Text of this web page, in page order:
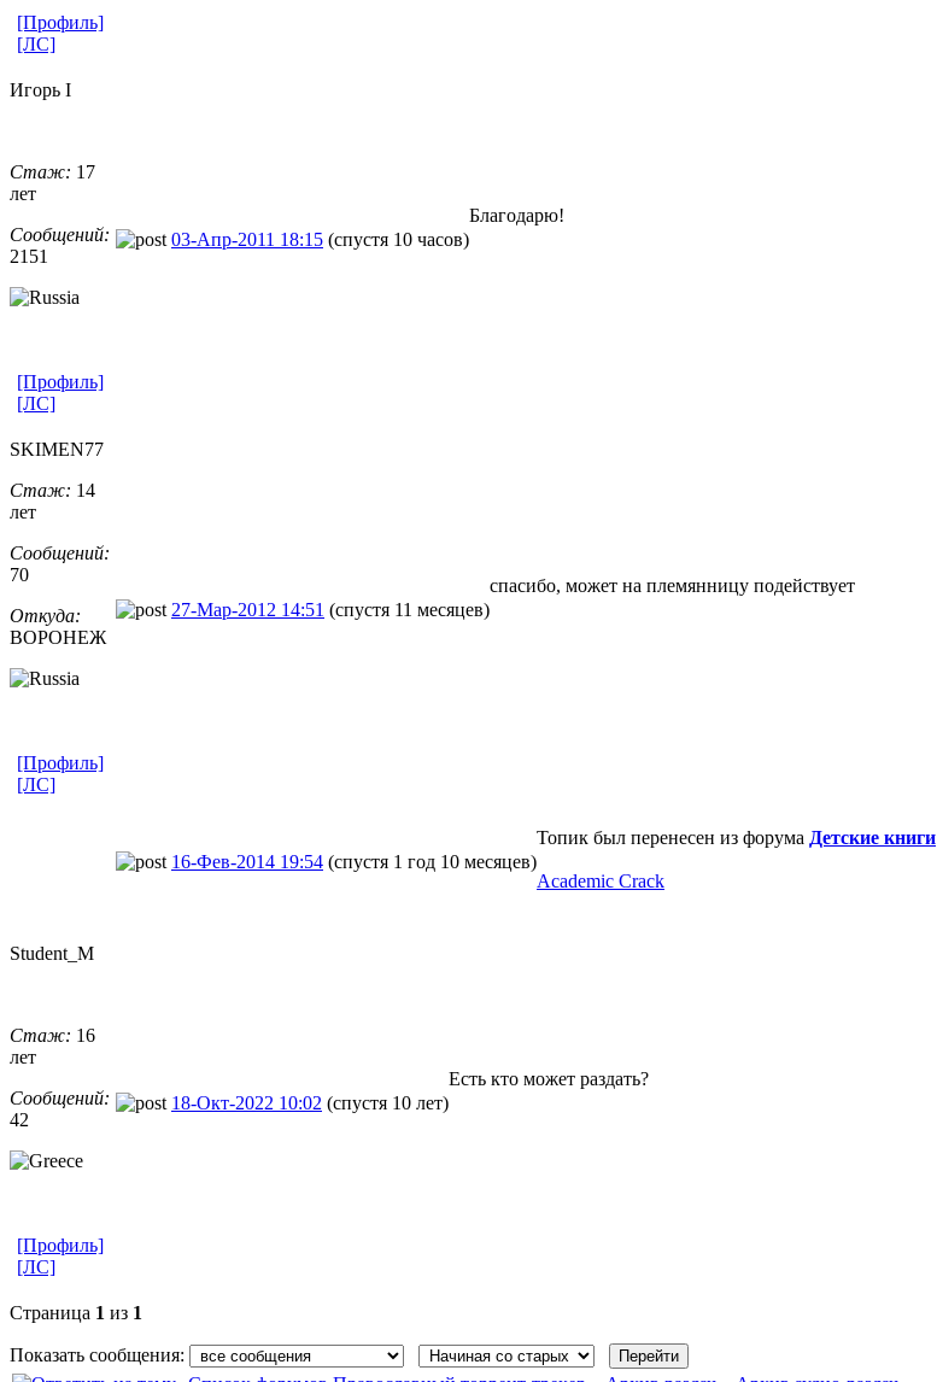
[Профиль]
[ЛС]
Игорь I
Стаж: 17
лет
Сообщений:
2151
03-Апр-2011 18:15 (спустя 10 часов)
Благодарю!
[Профиль]
[ЛС]
SKIMEN77
Стаж: 14
лет
Сообщений:
70
Откуда:
ВОРОНЕЖ
27-Мар-2012 14:51 (спустя 11 месяцев)
спасибо, может на племянницу подействует
[Профиль]
[ЛС]
16-Фев-2014 19:54 (спустя 1 год 10 месяцев)
Топик был перенесен из форума Детские книги
Academic Crack
Student_M
Стаж: 16
лет
Сообщений:
42
18-Окт-2022 10:02 (спустя 10 лет)
Есть кто может раздать?
[Профиль]
[ЛС]
Страница 1 из 1
Показать сообщения: